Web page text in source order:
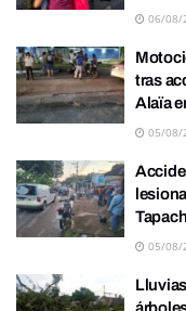
06/08/
tras
Alaïa
05/08/
05/08/